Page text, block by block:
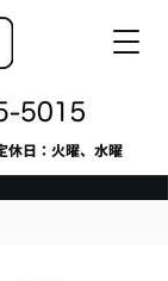
日：火曜、水曜